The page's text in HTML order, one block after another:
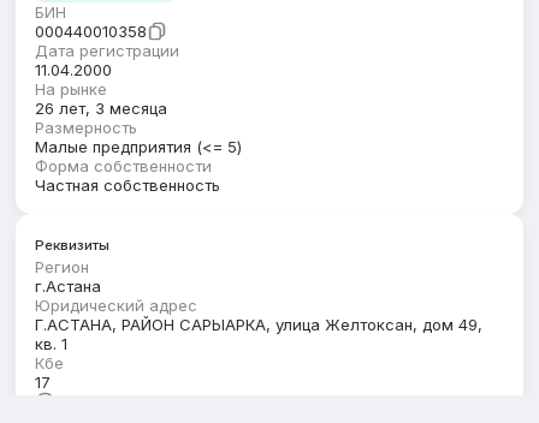
БИН
000440010358
Дата регистрации
11.04.2000
На рынке
26 лет, 3 месяца
Размерность
Малые предприятия (<= 5)
Форма собственности
Частная собственность
Реквизиты
Регион
г.Астана
Юридический адрес
Г.АСТАНА, РАЙОН САРЫАРКА, улица Желтоксан, дом 49,
кв. 1
Кбе
17